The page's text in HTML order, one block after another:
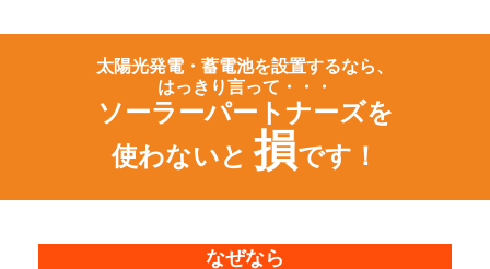
太陽光発電・蓄電池を設置するなら、
はっきり言って・・・
ソーラーパートナーズを
使わないと 損です！
なぜなら